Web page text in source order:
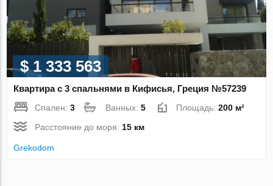
$ 1 333 563
Квартира с 3 спальнями в Кифисья, Греция №57239
Спален:3 Ванных:5 Площадь:200 м²
Расстояние до моря: 15 км
Grekodom